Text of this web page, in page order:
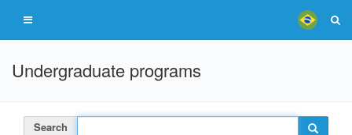
Undergraduate programs
Search